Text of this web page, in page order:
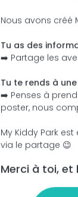
Ce parc n'a
J'ajoute le nom
J'ajoute une
Nous avons créé
Tu as des
➡️ Partage les
Tu te rends à
➡️ Penses à
poster, nous
My Kiddy Park
via le partage 😉
Merci à toi, et